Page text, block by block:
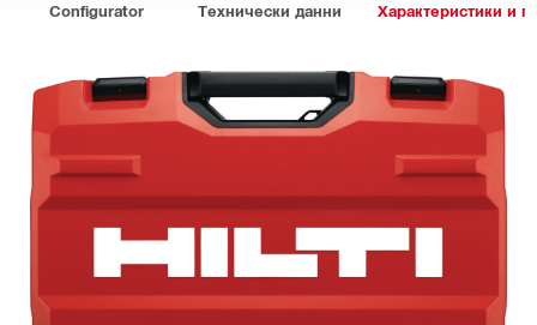
Configurator Технически данни Характеристики и